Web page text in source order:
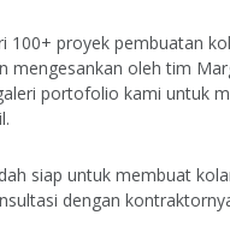
100+ proyek pembuatan
mengesankan oleh tim
portofolio kami untuk
siap untuk membuat
dengan